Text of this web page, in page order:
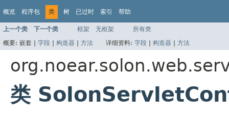
概览 程序包 类 树 已过时 索引 帮助
上一个类 下一个类 框架 无框架
所有类
概要: 嵌套 | 字段 | 构造器 | 方法 详细资料: 字段 | 构造器 | 方法
类